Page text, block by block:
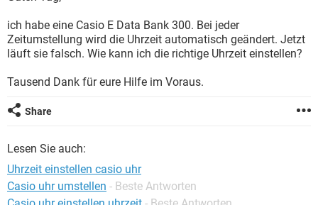
WINDOWS 10
WHATSAPP TIKTOK
FACEBOOK HARDWARE
WINDOWS 10 INSTAGRAM
TIKTOK
FACEBOOK HARDWARE
ich habe eine Casio E Data Bank 300. Bei jeder
Zeitumstellung wird die Uhrzeit automatisch geändert. Jetzt
läuft sie falsch. Wie kann ich die richtige Uhrzeit einstellen?
Tausend Dank für eure Hilfe im Voraus.
Share
Lesen Sie auch:
Uhrzeit einstellen casio uhr
Casio uhr umstellen - Beste Antworten